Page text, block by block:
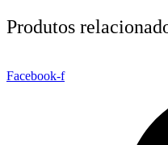
Produtos
Facebook-f